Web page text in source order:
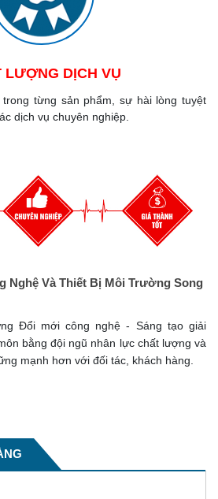
LƯỢNG DỊCH VỤ
từng sản phẩm, sự hài lòng tuyệt
dịch vụ chuyên nghiệp.
Nghệ Và Thiết Bị Môi Trường Song
Đổi mới công nghệ - Sáng tạo giải
bằng đội ngũ nhân lực chất lượng và
mạnh hơn với đối tác, khách hàng.